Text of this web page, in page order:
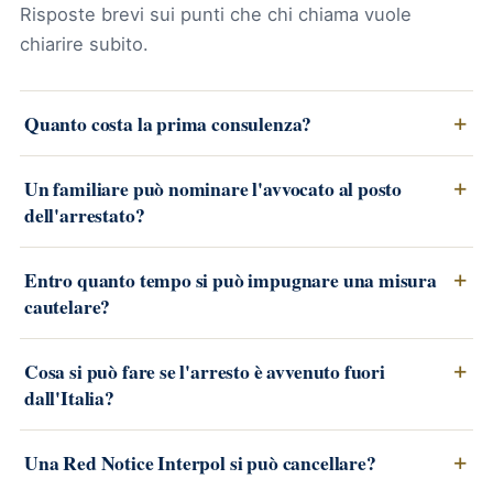
Risposte brevi sui punti che chi chiama vuole
chiarire subito.
Quanto costa la prima consulenza?
Un familiare può nominare l'avvocato al posto
dell'arrestato?
Entro quanto tempo si può impugnare una misura
cautelare?
Cosa si può fare se l'arresto è avvenuto fuori
dall'Italia?
Una Red Notice Interpol si può cancellare?